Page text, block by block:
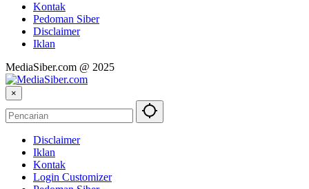
Kontak
Pedoman Siber
Disclaimer
Iklan
MediaSiber.com @ 2025
×
Disclaimer
Iklan
Kontak
Login Customizer